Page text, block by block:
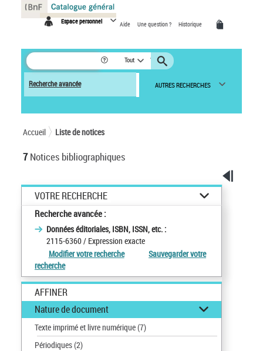
Espace personnel Aide Une question ? Historique
Tout
Recherche avancée AUTRES RECHERCHES
Accueil Liste de notices
7Notices bibliographiques
VOTRE RECHERCHE
Recherche avancée :
Données éditoriales, ISBN, ISSN, etc. :
2115-6360/ Expression exacte
Modifier votre recherche
Sauvegarder votre
recherche
AFFINER
Nature de document
Texte imprimé et livre numérique(7)
Périodiques(2)
Panneau de gestion des cookies